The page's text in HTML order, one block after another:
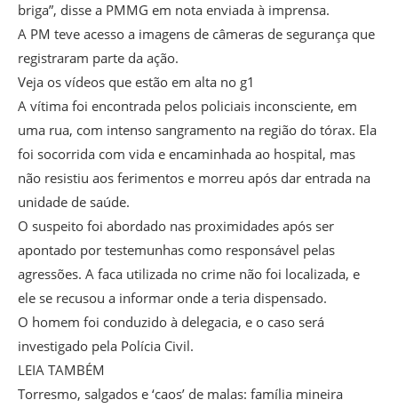
briga”, disse a PMMG em nota enviada à imprensa.
A PM teve acesso a imagens de câmeras de segurança que
registraram parte da ação.
Veja os vídeos que estão em alta no g1
A vítima foi encontrada pelos policiais inconsciente, em
uma rua, com intenso sangramento na região do tórax. Ela
foi socorrida com vida e encaminhada ao hospital, mas
não resistiu aos ferimentos e morreu após dar entrada na
unidade de saúde.
O suspeito foi abordado nas proximidades após ser
apontado por testemunhas como responsável pelas
agressões. A faca utilizada no crime não foi localizada, e
ele se recusou a informar onde a teria dispensado.
O homem foi conduzido à delegacia, e o caso será
investigado pela Polícia Civil.
LEIA TAMBÉM
Torresmo, salgados e ‘caos’ de malas: família mineira